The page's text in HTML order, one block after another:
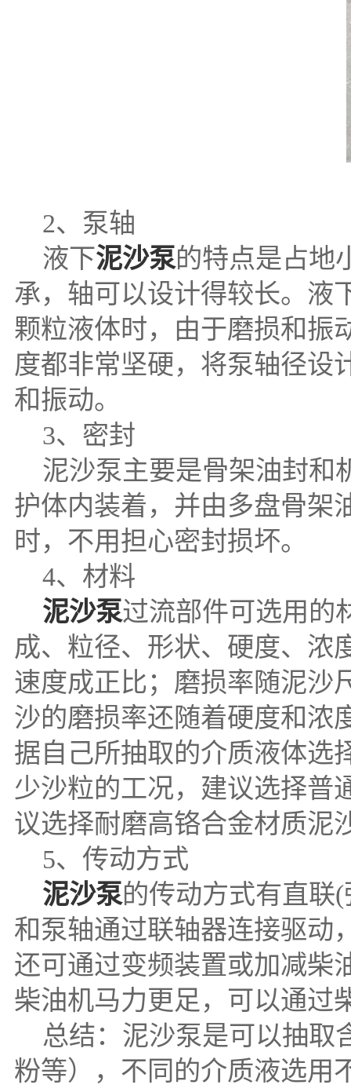
2、泵轴
液下泥沙泵的特点是占地
承，轴可以设计得较长。液
颗粒液体时，由于磨损和振
度都非常坚硬，将泵轴径设
和振动。
3、密封
泥沙泵主要是骨架油封和
护体内装着，并由多盘骨架
时，不用担心密封损坏。
4、材料
泥沙泵过流部件可选用的
成、粒径、形状、硬度、浓
速度成正比；磨损率随泥沙
沙的磨损率还随着硬度和浓
据自己所抽取的介质液体选
少沙粒的工况，建议选择普
议选择耐磨高铬合金材质泥
5、传动方式
泥沙泵的传动方式有直联
和泵轴通过联轴器连接驱动
还可通过变频装置或加减柴
柴油机马力更足，可以通过
总结：泥沙泵是可以抽取
粉等），不同的介质液选用